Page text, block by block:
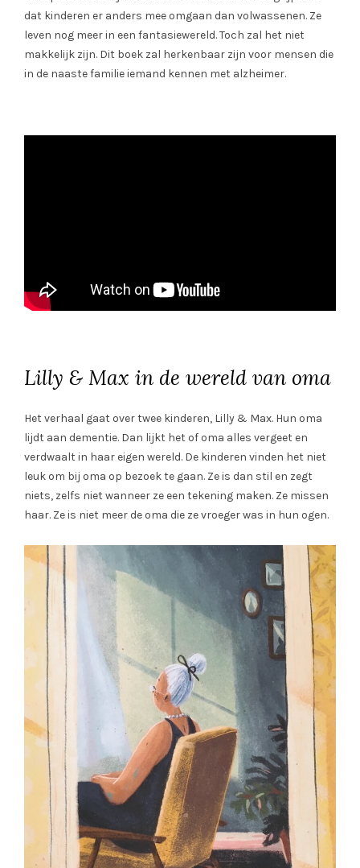
dat kinderen er anders mee omgaan dan volwassenen. Ze
leven nog meer in een fantasiewereld. Toch zal het niet
makkelijk zijn. Dit boek zal herkenbaar zijn voor mensen die
in de naaste familie iemand kennen met alzheimer.
Lilly & Max in de wereld van oma
Het verhaal gaat over twee kinderen, Lilly & Max. Hun oma
lijdt aan dementie. Dan lijkt het of oma alles vergeet en
verdwaalt in haar eigen wereld. De kinderen vinden het niet
leuk om bij oma op bezoek te gaan. Ze is dan stil en zegt
niets, zelfs niet wanneer ze een tekening maken. Ze missen
haar. Ze is niet meer de oma die ze vroeger was in hun ogen.